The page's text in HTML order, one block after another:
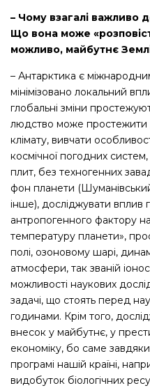
– Чому взагалі важливо
Що вона може
можливо, майбутнє
– Антарктика є
мінімізовано локальний
глобальні зміни
людство може простежити
клімату, вивчати
космічної погодних
плит, без техногенних
фон планети
інше), досліджувати вплив
антропогенного фактору
температуру планети»,
полі, озоновому шарі,
атмосфери, так званій
можливості наукових
задачі, що стоять перед
годинами. Крім того,
внесок у майбутнє, у
економіку, бо саме завдяки
програмі нашій країні,
видобуток біологічних